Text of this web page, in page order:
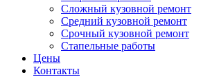
Сложный кузовной ремонт
Средний кузовной ремонт
Срочный кузовной ремонт
Стапельные работы
Цены
Контакты